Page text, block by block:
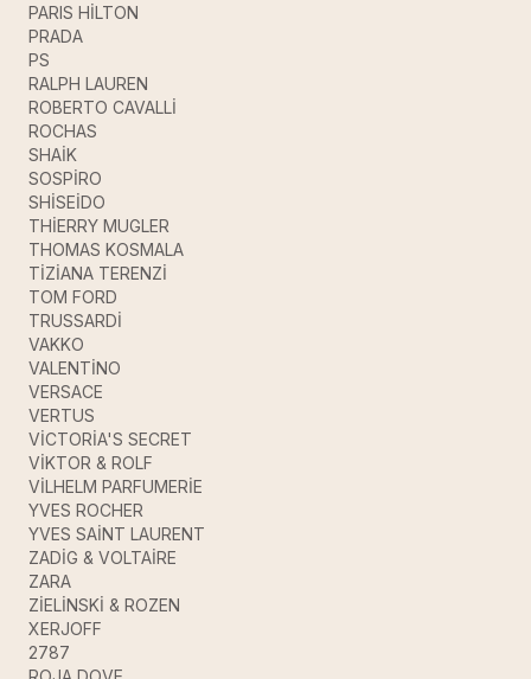
PARIS HİLTON
PRADA
PS
RALPH LAUREN
ROBERTO CAVALLİ
ROCHAS
SHAİK
SOSPİRO
SHİSEİDO
THİERRY MUGLER
THOMAS KOSMALA
TİZİANA TERENZİ
TOM FORD
TRUSSARDİ
VAKKO
VALENTİNO
VERSACE
VERTUS
VİCTORİA'S SECRET
VİKTOR & ROLF
VİLHELM PARFUMERİE
YVES ROCHER
YVES SAİNT LAURENT
ZADİG & VOLTAİRE
ZARA
ZİELİNSKİ & ROZEN
XERJOFF
2787